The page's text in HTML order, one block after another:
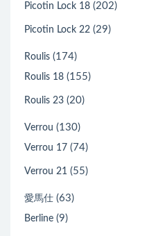
Picotin Lock 18 (202)
Picotin Lock 22 (29)
Roulis (174)
Roulis 18 (155)
Roulis 23 (20)
Verrou (130)
Verrou 17 (74)
Verrou 21 (55)
愛馬仕 (63)
Berline (9)